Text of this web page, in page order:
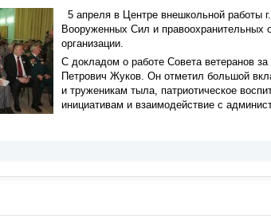
5 апреля в Центре внешкольной работы
Вооруженных Сил и правоохранительных
организации.
С докладом о работе Совета ветеранов
Петрович Жуков. Он отметил большой
и труженикам тыла, патриотическое
инициативам и взаимодействие с